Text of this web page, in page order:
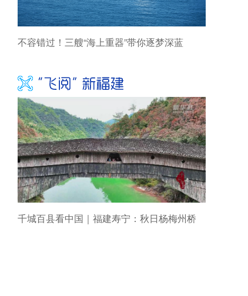
不容错过！三艘“海上重器”带你逐梦深蓝
千城百县看中国｜福建寿宁：秋日杨梅州桥